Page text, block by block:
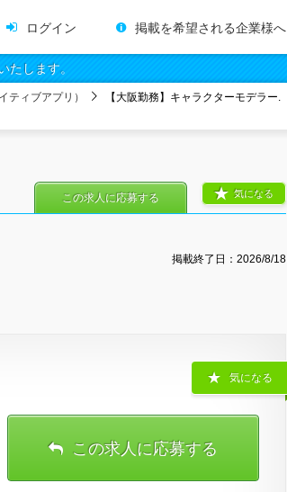
ログイン 掲載を希望される企業様へ
たします。
ティブアプリ）
【大阪勤務】キャラクターモデラー.
掲載終了日： 2026/8/18
気になる
この求人に応募する
気になる
この求人に応募する